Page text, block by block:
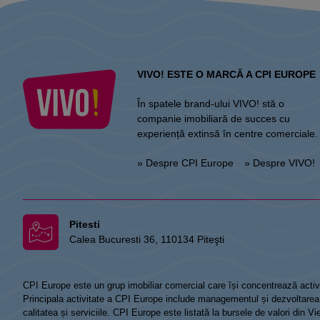
VIVO! ESTE O MARCĂ A CPI EUROPE
În spatele brand-ului VIVO! stă o
companie imobiliară de succes cu
experiență extinsă în centre comerciale.
» Despre CPI Europe » Despre VIVO!
Pitesti
Calea Bucuresti 36, 110134 Piteşti
CPI Europe este un grup imobiliar comercial care își concentrează
Principala activitate a CPI Europe include managementul și
calitatea și serviciile. CPI Europe este listată la bursele de valori din